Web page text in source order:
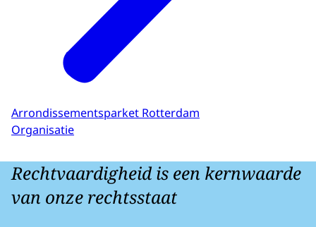
Arrondissementsparket Rotterdam
Organisatie
Rechtvaardigheid is een kernwaarde
van onze rechtsstaat